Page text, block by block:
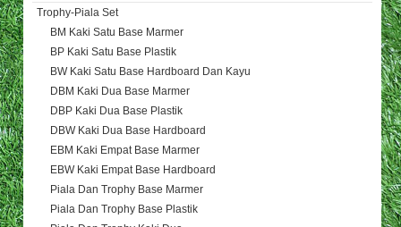
Trophy-Piala Set
BM Kaki Satu Base Marmer
BP Kaki Satu Base Plastik
BW Kaki Satu Base Hardboard Dan Kayu
DBM Kaki Dua Base Marmer
DBP Kaki Dua Base Plastik
DBW Kaki Dua Base Hardboard
EBM Kaki Empat Base Marmer
EBW Kaki Empat Base Hardboard
Piala Dan Trophy Base Marmer
Piala Dan Trophy Base Plastik